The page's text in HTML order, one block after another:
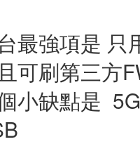
最強項是 只
可刷第三方
小缺點是